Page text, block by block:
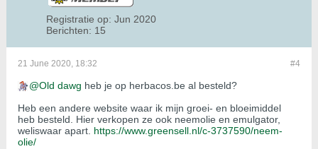
Registratie op: Jun 2020
Berichten: 15
#4
21 June 2020, 18:32
Old dawg heb je op herbacos.be al besteld?
Heb een andere website waar ik mijn groei- en bloeimiddel
heb besteld. Hier verkopen ze ook neemolie en emulgator,
weliswaar apart. https://www.greensell.nl/c-3737590/neem-
olie/